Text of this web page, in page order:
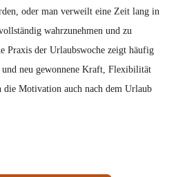
oder man verweilt eine Zeit lang in
wahrzunehmen und zu
Praxis der Urlaubswoche zeigt häufig
neu gewonnene Kraft, Flexibilität
die Motivation auch nach dem Urlaub